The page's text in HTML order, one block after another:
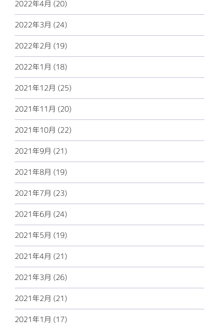
2022年4月 (20)
2022年3月 (24)
2022年2月 (19)
2022年1月 (18)
2021年12月 (25)
2021年11月 (20)
2021年10月 (22)
2021年9月 (21)
2021年8月 (19)
2021年7月 (23)
2021年6月 (24)
2021年5月 (19)
2021年4月 (21)
2021年3月 (26)
2021年2月 (21)
2021年1月 (17)